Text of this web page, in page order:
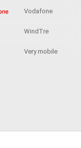
Vodafone
WindTre
Very mobile